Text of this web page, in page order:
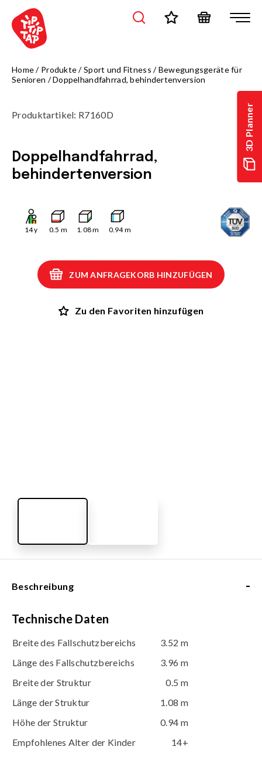
3D Planner
Home/ Produkte/Sport und Fitness /Bewegungsgeräte für
Senioren /Doppelhandfahrrad, behindertenversion
Produktartikel: R7160D
Doppelhandfahrrad,
behindertenversion
14y 0.5 m 1.08m 0.94m
ZUM ANFRAGEKORB HINZUFÜGEN
Zu den Favoriten hinzufügen
Beschreibung -
Technische Daten
Breite des Fallschutzbereichs
3.52 m
Länge des Fallschutzbereichs
3.96 m
Breite der Struktur
0.5 m
Länge der Struktur
1.08 m
Höhe der Struktur
0.94 m
Empfohlenes Alter der Kinder
14+